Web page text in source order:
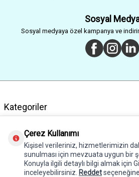
Sosyal
Sosyal medyaya özel kampanya ve
Kategoriler
Hızlı Erişim
Adres & İletişim
Çerez Kullanımı
Kişisel verileriniz, hizmetlerimizin
sunulması için mevzuata uygun bir
Konuyla ilgili detaylı bilgi almak için
inceleyebilirsiniz. Reddet